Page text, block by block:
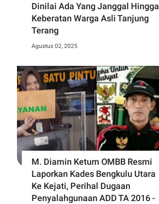
Dinilai Ada Yang Janggal Hingga
Keberatan Warga Asli Tanjung
Terang
Agustus 02, 2025
M. Diamin Ketum OMBB Resmi
Laporkan Kades Bengkulu Utara
Ke Kejati, Perihal Dugaan
Penyalahgunaan ADD TA 2016 -